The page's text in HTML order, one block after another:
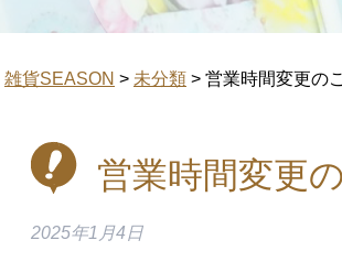
雑貨SEASON > 未分類 > 営業時間変更の
営業時間変更
2025年1月4日